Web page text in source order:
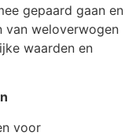
gepaard gaan en
van weloverwogen
waarden en
voor